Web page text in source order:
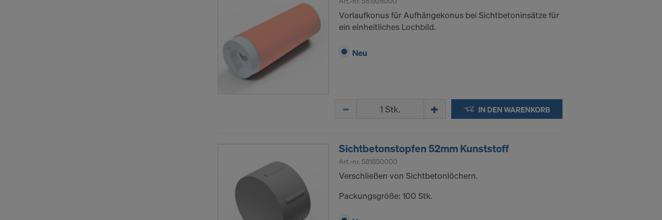
Vorlaufkonus für Aufhängekonus bei Sichtbetoninsätze für
ein einheitliches Lochbild.
Neu
IN DEN WARENKORB
Sichtbetonstopfen 52mm Kunststoff
Art.-nr. 581850000
Verschließen von Sichtbetonlöchern.
Packungsgröße: 100 Stk.